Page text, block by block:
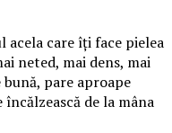
acela care îți face pielea
neted, mai dens, mai
pare aproape
de la mâna